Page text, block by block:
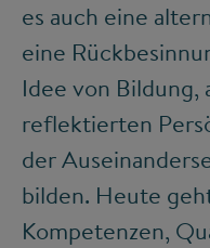
es auch eine
eine
Idee von Bildung,
reflektierten
der
bilden. Heute
Kompetenzen,